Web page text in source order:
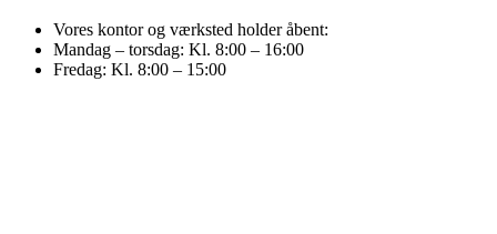
Vores kontor og værksted holder åbent:
Mandag – torsdag: Kl. 8:00 – 16:00
Fredag: Kl. 8:00 – 15:00